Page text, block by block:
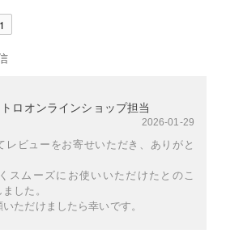
1
ロオンラインショップ担当
2026-01-29
レビューをお寄せいただき、ありがと
スムーズにお使いいただけたとのこ
した。
ただけましたら幸いです。